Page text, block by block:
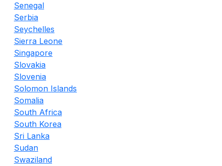
Senegal
Serbia
Seychelles
Sierra Leone
Singapore
Slovakia
Slovenia
Solomon Islands
Somalia
South Africa
South Korea
Sri Lanka
Sudan
Swaziland